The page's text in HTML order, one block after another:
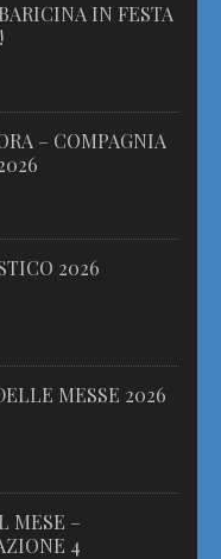
IN FESTA
– COMPAGNIA
2026
MESSE 2026
MESE –
4